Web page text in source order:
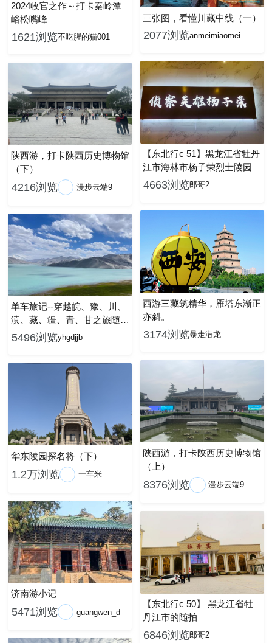
2024收官之作～打卡秦岭潭
峪松嘴峰
1621浏览不吃腥的猫001
陕西游，打卡陕西历史博物馆
（下）
4216浏览 漫步云端9
单车旅记--穿越皖、豫、川、
滇、藏、疆、青、甘之旅随拍
（八）
5496浏览yhgdjjb
华东陵园探名将（下）
1.2万浏览 一车米
济南游小记
5471浏览 guangwen_d
三张图，看懂川藏中线（一）
2077浏览anmeimiaomei
【东北行c 51】黑龙江省牡丹
江市海林市杨子荣烈士陵园
4663浏览郎哥2
西游三藏筑精华，雁塔东渐正
亦斜。
3174浏览暴走潜龙
陕西游，打卡陕西历史博物馆
（上）
8376浏览 漫步云端9
【东北行c 50】 黑龙江省牡
丹江市的随拍
6846浏览郎哥2